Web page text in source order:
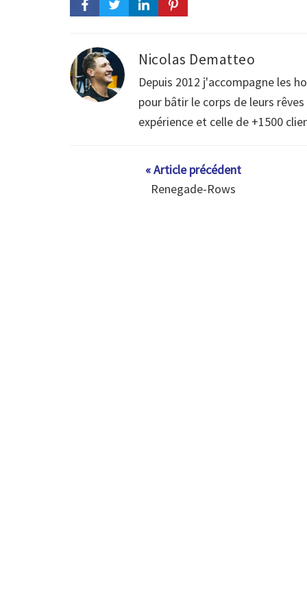
Nicolas Dematteo
Depuis 2012 j'accompagne les
pour bâtir le corps de leurs
expérience et celle de +1500
« Article précédent
Renegade-Rows